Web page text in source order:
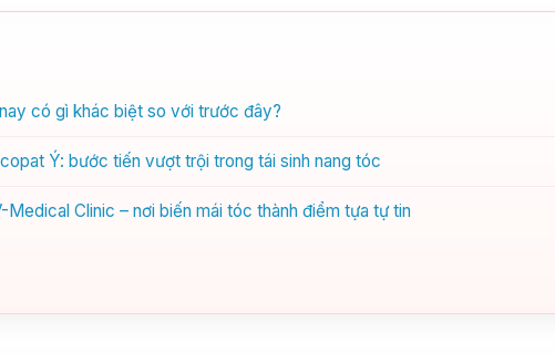
có gì khác biệt so với trước đây?
Ý: bước tiến vượt trội trong tái sinh nang tóc
Clinic – nơi biến mái tóc thành điểm tựa tự tin